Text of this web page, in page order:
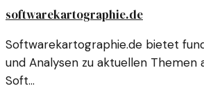
softwarekartographie.de
Softwarekartographie.de bietet
und Analysen zu aktuellen Themen
Soft…